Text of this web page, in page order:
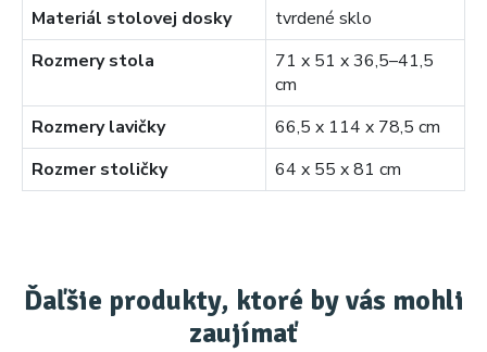
Materiál stolovej dosky
tvrdené sklo
Rozmery stola
71 x 51 x 36,5–41,5
cm
Rozmery lavičky
66,5 x 114 x 78,5 cm
Rozmer stoličky
64 x 55 x 81 cm
Ďaľšie produkty, ktoré by vás mohli
zaujímať